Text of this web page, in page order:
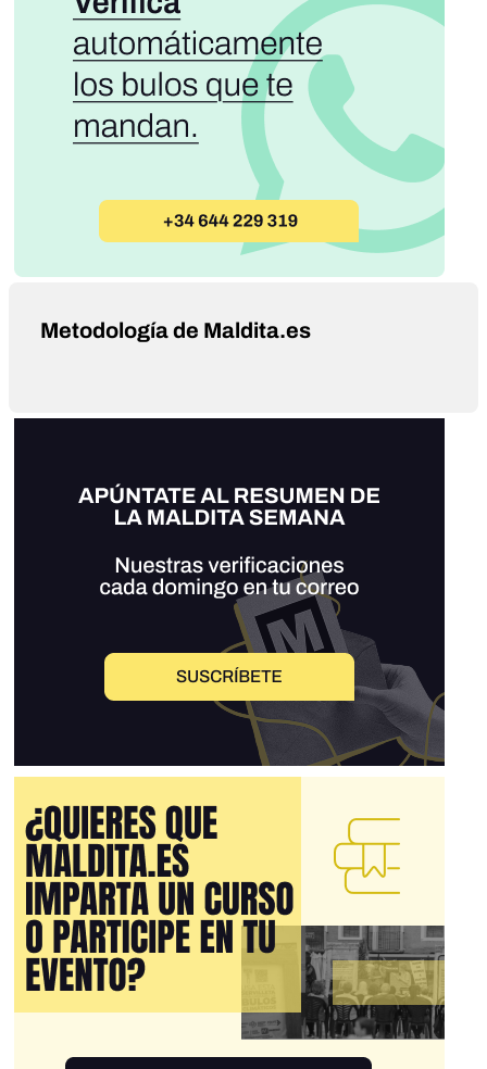
Metodología de Maldita.es